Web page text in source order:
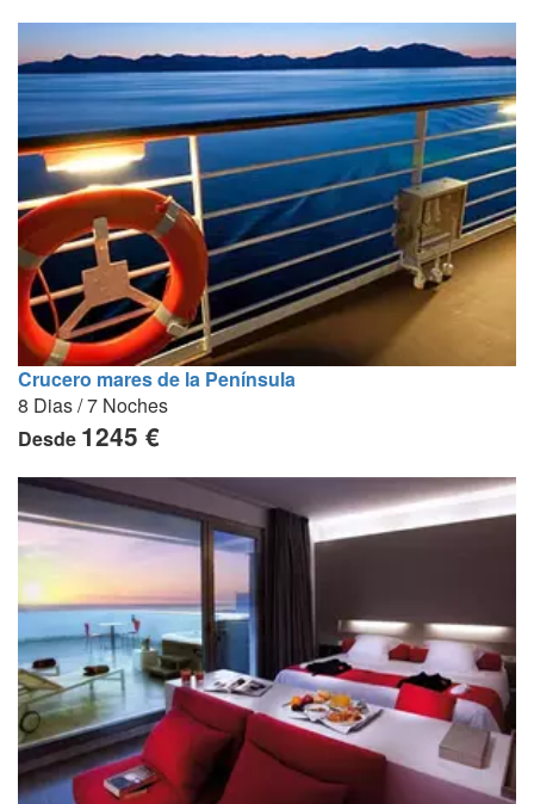
Crucero mares de la Península
8 Dias / 7 Noches
Desde 1245 €